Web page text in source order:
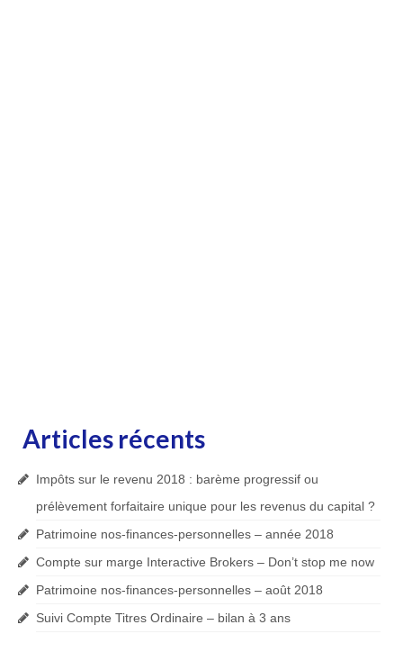
Articles récents
Impôts sur le revenu 2018 : barème progressif ou
prélèvement forfaitaire unique pour les revenus du capital ?
Patrimoine nos-finances-personnelles – année 2018
Compte sur marge Interactive Brokers – Don’t stop me now
Patrimoine nos-finances-personnelles – août 2018
Suivi Compte Titres Ordinaire – bilan à 3 ans